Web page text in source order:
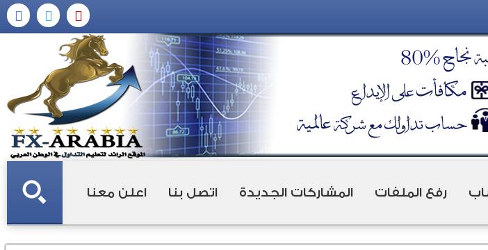
رفع الملفات المشاركات الجديدة اتصل بنا اعلن معنا